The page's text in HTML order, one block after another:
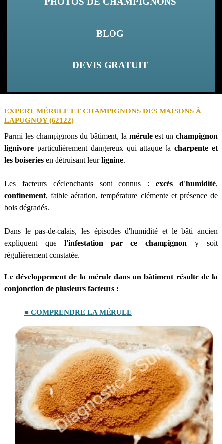
BLOG
DEVIS GRATUIT
EXPERT MÉRULE ET CHAMPIGNONS DES MAISONS À
LAPUGNOY (62122)
Parmi les champignons du bâtiment, la méruleest unchampignon
lignivoreparticulièrement dangereux qui attaque lacharpente et
les boiseriesen détruisant leurlignine.
Les facteurs déclenchants sont connus :excès d'humidité,
confinement, faible aération, température clémente et présence de
bois dégradés.
Dans le pas-de-calais, les épisodes d'humidité et le bâti ancien
expliquent que l'infestation par ce champignon y soit
régulièrement constatée.
Le développement de la mérule dans un bâtiment résulte de la
conjonction de plusieurs facteurs :
■ COMPRENDRE LA MÉRULE